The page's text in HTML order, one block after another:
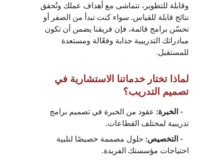
وقابلة للتطوير، تتماشى مع أهداف عملك وتُحقق
نتائج قابلة للقياس. سواء كنت تبدأ من الصفر أو
تحسّن برامج قائمة، فإن فريقنا يضمن أن تكون
مبادراتك التدريبية جذابة وفعّالة ومستعدة
للمستقبل.
لماذا تختار خدماتنا الاستشارية في
تصميم التدريب؟
عقود من الخبرة في تصميم برامج
تدريبية لمختلف القطاعات.
حلول مصممة خصيصًا لتلبية
احتياجات مؤسستك الفريدة.